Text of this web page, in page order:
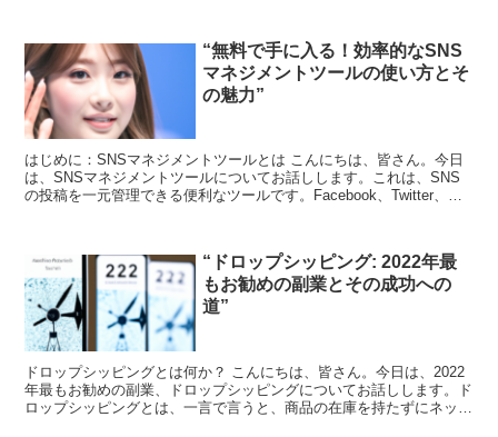
“無料で手に入る！効率的なSNS
マネジメントツールの使い方とそ
の魅力”
はじめに：SNSマネジメントツールとは こんにちは、皆さん。今日
は、SNSマネジメントツールについてお話しします。これは、SNS
の投稿を一元管理できる便利なツールです。Facebook、Twitter、
“ドロップシッピング: 2022年最
もお勧めの副業とその成功への
道”
ドロップシッピングとは何か？ こんにちは、皆さん。今日は、2022
年最もお勧めの副業、ドロップシッピングについてお話しします。ド
ロップシッピングとは、一言で言うと、商品の在庫を持たずにネット